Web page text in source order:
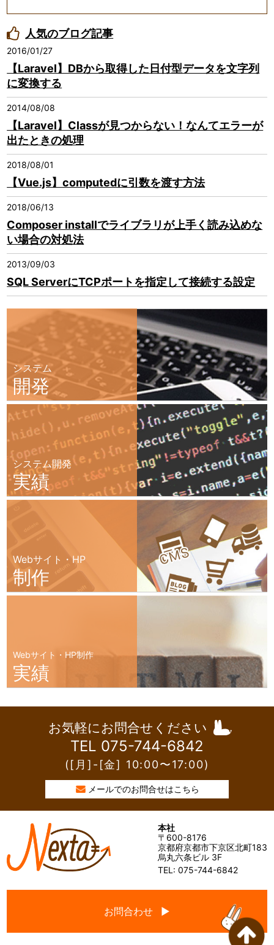
人気のブログ記事
2016/01/27
【Laravel】DBから取得した日付型データを文字列
に変換する
2014/08/08
【Laravel】Classが見つからない！なんてエラーが
出たときの処理
2018/08/01
【Vue.js】computedに引数を渡す方法
2018/06/13
Composer installでライブラリが上手く読み込めな
い場合の対処法
2013/09/03
SQL ServerにTCPポートを指定して接続する設定
システム
開発
システム開発
実績
Webサイト・HP
制作
Webサイト・HP制作
実績
お気軽にお問合せください
TEL 075-744-6842
([月]-[金] 10:00〜17:00)
メールでのお問合せはこちら
本社
〒600-8176
京都府京都市下京区北町183
烏丸六条ビル 3F
TEL: 075-744-6842
お問合わせ ▶